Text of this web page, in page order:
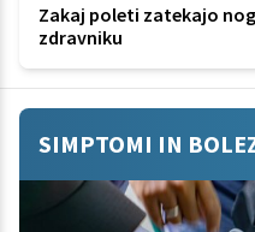
Zakaj poleti zatekajo
zdravniku
SIMPTOMI IN